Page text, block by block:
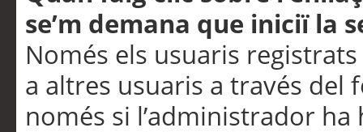
se’m demana que iniciï la
Només els usuaris
a altres usuaris a través
només si l’administrador